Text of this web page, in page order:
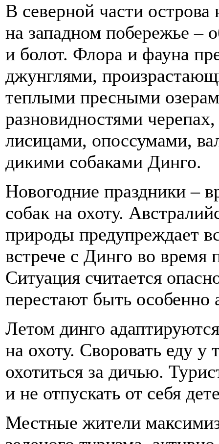
В северной части
на западном побережье –
и болот. Флора и фауна
джунглями,
теплыми пресными
разновидностями
лисицами, опоссумами,
дикими собаками Динго.
Новогодние праздники –
собак на охоту.
природы предупреждает
встрече с Динго во время
Ситуация считается
перестают быть особенно
Летом динго
на охоту. Своровать еду у
охотиться за дичью.
и не отпускать от себя
Местные жители